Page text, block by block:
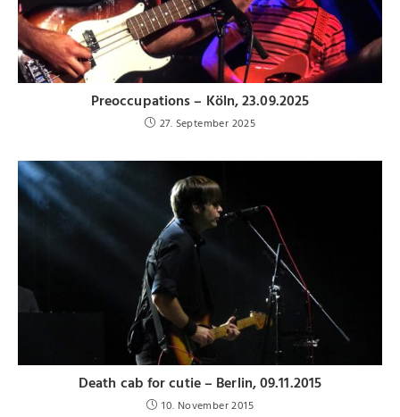
Preoccupations – Köln, 23.09.2025
27. September 2025
Death cab for cutie – Berlin, 09.11.2015
10. November 2015